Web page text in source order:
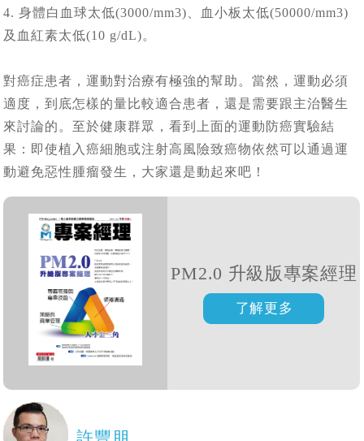
4. 身體白血球太低(3000/mm3)、血小板太低(50000/mm3)
及血紅素太低(10 g/dL)。
對癌症患者，運動對治療有極強的幫助。當然，運動必須
適度，到底怎樣的量比較適合患者，還是需要跟主治醫生
來討論的。至於健康群眾，看到上面的運動防癌實驗結
果：即使植入癌細胞或注射高風險致癌物依然可以通過運
動避免惡性腫瘤發生，大家還是動起來吧！
PM2.0 升級版專案經理